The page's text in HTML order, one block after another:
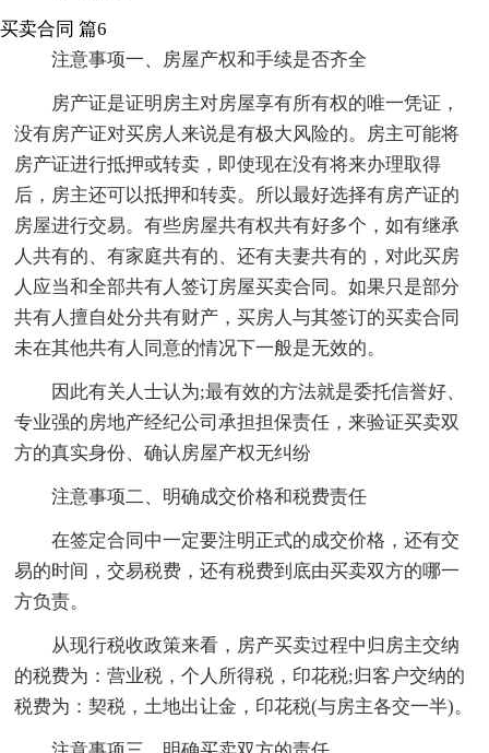
买卖合同 篇6
注意事项一、房屋产权和手续是否齐全
房产证是证明房主对房屋享有所有权的唯一凭证，
没有房产证对买房人来说是有极大风险的。房主可能将
房产证进行抵押或转卖，即使现在没有将来办理取得
后，房主还可以抵押和转卖。所以最好选择有房产证的
房屋进行交易。有些房屋共有权共有好多个，如有继承
人共有的、有家庭共有的、还有夫妻共有的，对此买房
人应当和全部共有人签订房屋买卖合同。如果只是部分
共有人擅自处分共有财产，买房人与其签订的买卖合同
未在其他共有人同意的情况下一般是无效的。
因此有关人士认为;最有效的方法就是委托信誉好、
专业强的房地产经纪公司承担担保责任，来验证买卖双
方的真实身份、确认房屋产权无纠纷
注意事项二、明确成交价格和税费责任
在签定合同中一定要注明正式的成交价格，还有交
易的时间，交易税费，还有税费到底由买卖双方的哪一
方负责。
从现行税收政策来看，房产买卖过程中归房主交纳
的税费为：营业税，个人所得税，印花税;归客户交纳的
税费为：契税，土地出让金，印花税(与房主各交一半)。